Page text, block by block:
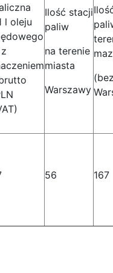
l oleju
Ilość stacji
paliw
na terenie
miasta
Warszawy
(bez
56 167